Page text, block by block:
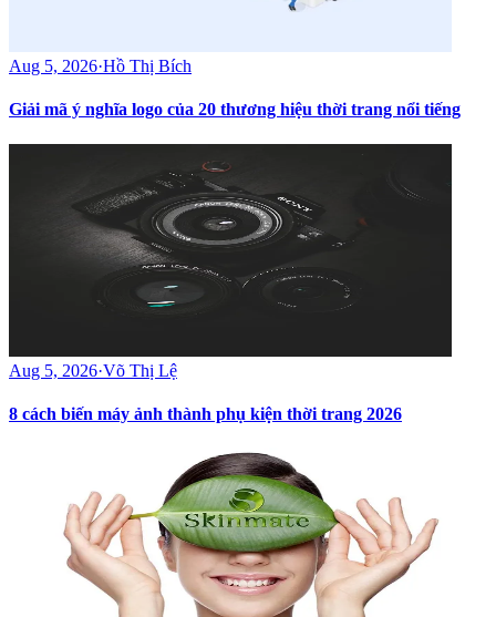
Aug 5, 2026·Hồ Thị Bích
Giải mã ý nghĩa logo của 20 thương hiệu thời trang nổi tiếng
Aug 5, 2026·Võ Thị Lệ
8 cách biến máy ảnh thành phụ kiện thời trang 2026